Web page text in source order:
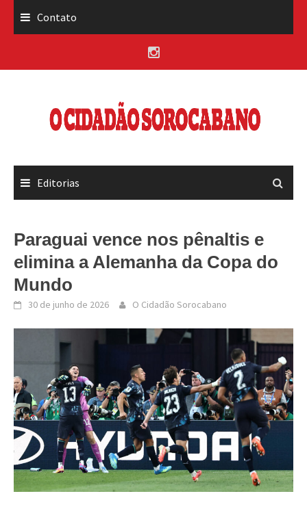
Contato
Editorias
Paraguai vence nos pênaltis e
elimina a Alemanha da Copa do
Mundo
30 de junho de 2026 O Cidadão Sorocabano